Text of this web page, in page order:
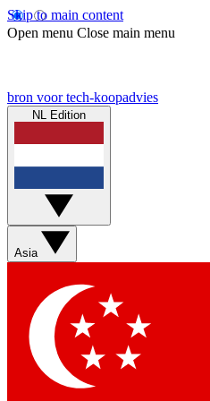
Skip to main content
Open menu Close main menu
bron voor tech-koopadvies
NL Edition
Asia